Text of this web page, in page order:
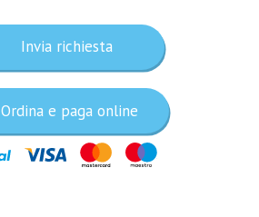
Invia richiesta
Ordina e paga online